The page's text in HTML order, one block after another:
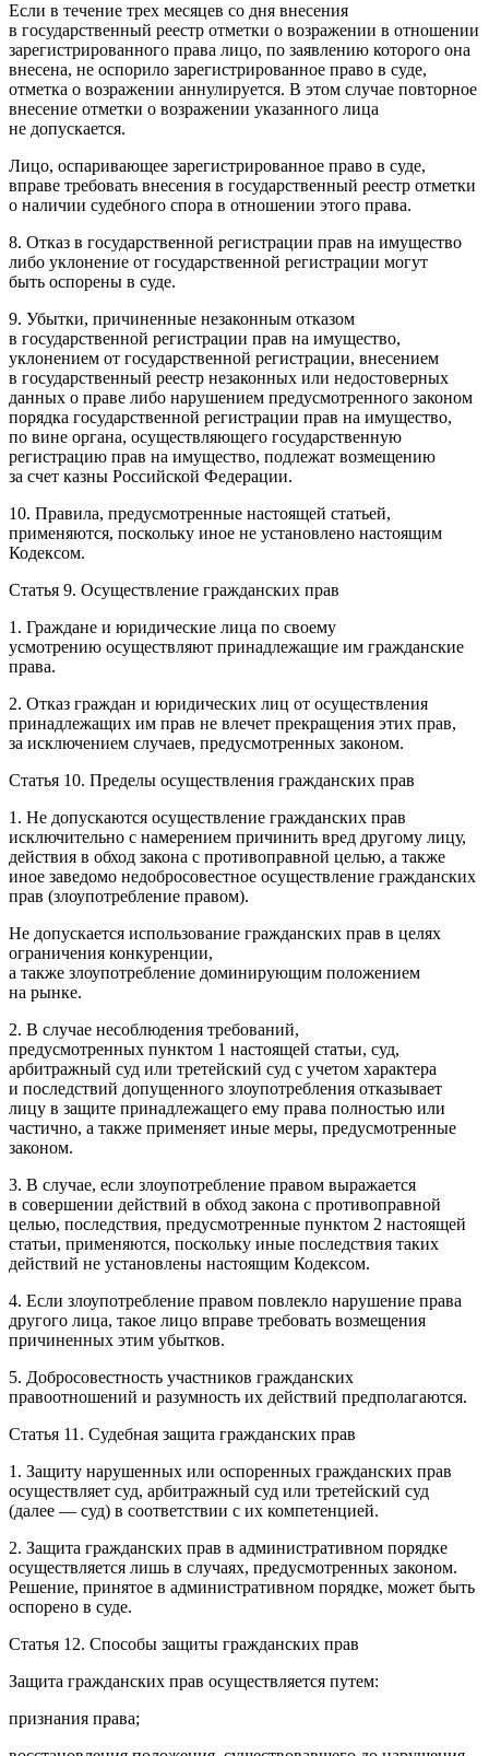
Если в течение трех месяцев со дня внесения
в государственный реестр отметки о возражении в отношении
зарегистрированного права лицо, по заявлению которого она
внесена, не оспорило зарегистрированное право в суде,
отметка о возражении аннулируется. В этом случае повторное
внесение отметки о возражении указанного лица
не допускается.
Лицо, оспаривающее зарегистрированное право в суде,
вправе требовать внесения в государственный реестр отметки
о наличии судебного спора в отношении этого права.
8. Отказ в государственной регистрации прав на имущество
либо уклонение от государственной регистрации могут
быть оспорены в суде.
9. Убытки, причиненные незаконным отказом
в государственной регистрации прав на имущество,
уклонением от государственной регистрации, внесением
в государственный реестр незаконных или недостоверных
данных о праве либо нарушением предусмотренного законом
порядка государственной регистрации прав на имущество,
по вине органа, осуществляющего государственную
регистрацию прав на имущество, подлежат возмещению
за счет казны Российской Федерации.
10. Правила, предусмотренные настоящей статьей,
применяются, поскольку иное не установлено настоящим
Кодексом.
Статья 9. Осуществление гражданских прав
1. Граждане и юридические лица по своему
усмотрению осуществляют принадлежащие им гражданские
права.
2. Отказ граждан и юридических лиц от осуществления
принадлежащих им прав не влечет прекращения этих прав,
за исключением случаев, предусмотренных законом.
Статья 10. Пределы осуществления гражданских прав
1. Не допускаются осуществление гражданских прав
исключительно с намерением причинить вред другому лицу,
действия в обход закона с противоправной целью, а также
иное заведомо недобросовестное осуществление гражданских
прав (злоупотребление правом).
Не допускается использование гражданских прав в целях
ограничения конкуренции,
а также злоупотребление доминирующим положением
на рынке.
2. В случае несоблюдения требований,
предусмотренных пунктом 1 настоящей статьи, суд,
арбитражный суд или третейский суд с учетом характера
и последствий допущенного злоупотребления отказывает
лицу в защите принадлежащего ему права полностью или
частично, а также применяет иные меры, предусмотренные
законом.
3. В случае, если злоупотребление правом выражается
в совершении действий в обход закона с противоправной
целью, последствия, предусмотренные пунктом 2 настоящей
статьи, применяются, поскольку иные последствия таких
действий не установлены настоящим Кодексом.
4. Если злоупотребление правом повлекло нарушение права
другого лица, такое лицо вправе требовать возмещения
причиненных этим убытков.
5. Добросовестность участников гражданских
правоотношений и разумность их действий предполагаются.
Статья 11. Судебная защита гражданских прав
1. Защиту нарушенных или оспоренных гражданских прав
осуществляет суд, арбитражный суд или третейский суд
(далее — суд) в соответствии с их компетенцией.
2. Защита гражданских прав в административном порядке
осуществляется лишь в случаях, предусмотренных законом.
Решение, принятое в административном порядке, может быть
оспорено в суде.
Статья 12. Способы защиты гражданских прав
Защита гражданских прав осуществляется путем:
признания права;